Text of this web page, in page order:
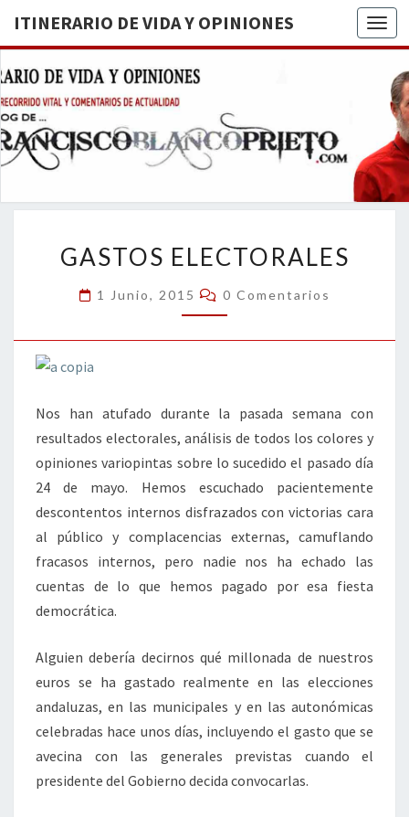
ITINERARIO DE VIDA Y OPINIONES
DE
BREVE
RECORRIDO
VITAL Y
ACTUALIDAD
ELECTORALES
GASTOS ELECTORALES
1 Junio, 2015 Comentarios
0 Comentarios
Nos han atufado durante la pasada semana con
resultados electorales, análisis de todos los colores y
opiniones variopintas sobre lo sucedido el pasado día
24 de mayo. Hemos escuchado pacientemente
descontentos internos disfrazados con victorias cara
al público y complacencias externas, camuflando
fracasos internos, pero nadie nos ha echado las
cuentas de lo que hemos pagado por esa fiesta
democrática.
Alguien debería decirnos qué millonada de nuestros
euros se ha gastado realmente en las elecciones
andaluzas, en las municipales y en las autonómicas
celebradas hace unos días, incluyendo el gasto que se
avecina con las generales previstas cuando el
presidente del Gobierno decida convocarlas.